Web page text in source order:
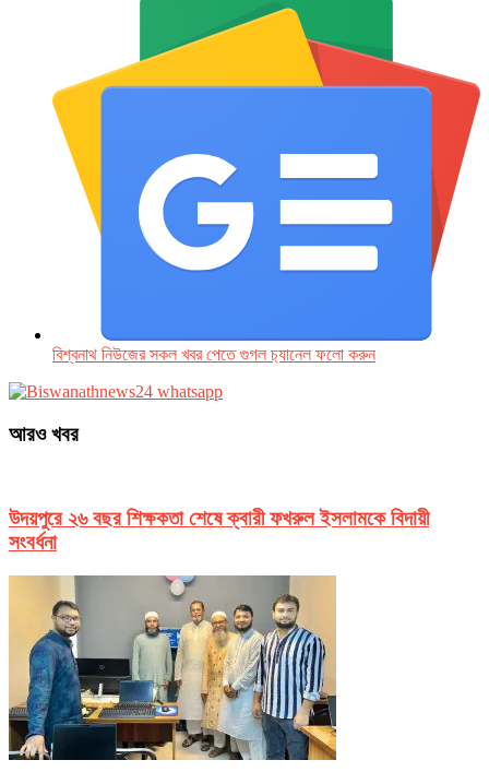
বিশ্বনাথ নিউজের সকল খবর পেতে গুগল চ‌্যানেল ফলো করুন
আরও খবর
উদয়পুরে ২৬ বছর শিক্ষকতা শেষে ক্বারী ফখরুল ইসলামকে বিদায়ী
সংবর্ধনা